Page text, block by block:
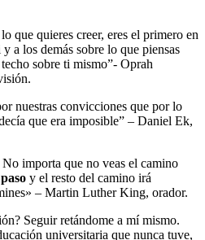
que quieres creer, eres el primero en
a los demás sobre lo que piensas
sobre ti mismo”- Oprah
nuestras convicciones que por lo
que era imposible” – Daniel Ek,
importa que no veas el camino
y el resto del camino irá
– Martin Luther King, orador.
Seguir retándome a mí mismo.
universitaria que nunca tuve,